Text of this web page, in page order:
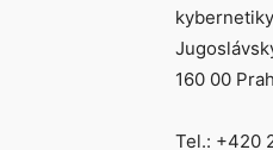
kybernetiky
160 00
Tel.: +420